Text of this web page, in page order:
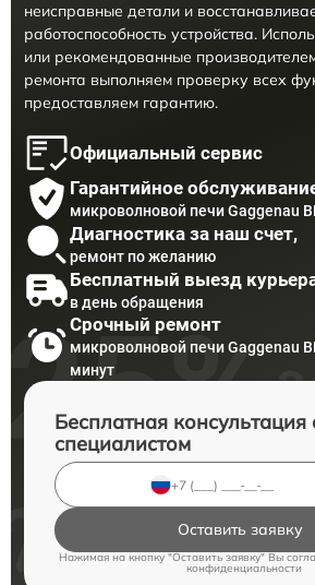
неисправные детали и
работоспособность устройства.
или рекомендованные
ремонта выполняем проверку всех
предоставляем гарантию.
Официальный сервис
Гарантийное
микроволновой печи Gaggenau
Диагностика за наш счет,
ремонт по желанию
Бесплатный выезд
в день обращения
Срочный ремонт
микроволновой печи Gaggenau
минут
Бесплатная консультация
специалистом
Оставить заявку
Нажимая на кнопку "Оставить заявку" Вы
конфиденциальности